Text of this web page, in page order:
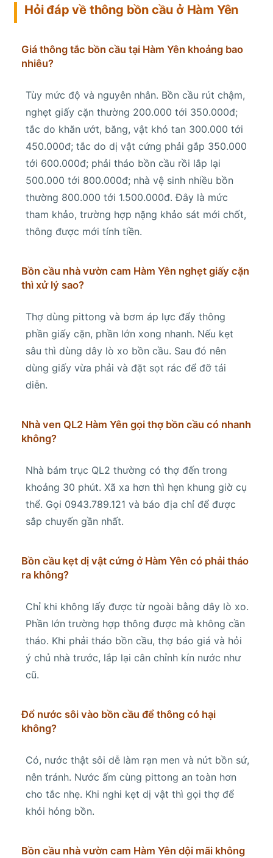
Hỏi đáp về thông bồn cầu ở Hàm Yên
Giá thông tắc bồn cầu tại Hàm Yên khoảng bao
nhiêu?
Tùy mức độ và nguyên nhân. Bồn cầu rút chậm,
nghẹt giấy cặn thường 200.000 tới 350.000đ;
tắc do khăn ướt, băng, vật khó tan 300.000 tới
450.000đ; tắc do dị vật cứng phải gắp 350.000
tới 600.000đ; phải tháo bồn cầu rồi lắp lại
500.000 tới 800.000đ; nhà vệ sinh nhiều bồn
thường 800.000 tới 1.500.000đ. Đây là mức
tham khảo, trường hợp nặng khảo sát mới chốt,
thông được mới tính tiền.
Bồn cầu nhà vườn cam Hàm Yên nghẹt giấy cặn
thì xử lý sao?
Thợ dùng pittong và bơm áp lực đẩy thông
phần giấy cặn, phần lớn xong nhanh. Nếu kẹt
sâu thì dùng dây lò xo bồn cầu. Sau đó nên
dùng giấy vừa phải và đặt sọt rác để đỡ tái
diễn.
Nhà ven QL2 Hàm Yên gọi thợ bồn cầu có nhanh
không?
Nhà bám trục QL2 thường có thợ đến trong
khoảng 30 phút. Xã xa hơn thì hẹn khung giờ cụ
thể. Gọi 0943.789.121 và báo địa chỉ để được
sắp chuyến gần nhất.
Bồn cầu kẹt dị vật cứng ở Hàm Yên có phải tháo
ra không?
Chỉ khi không lấy được từ ngoài bằng dây lò xo.
Phần lớn trường hợp thông được mà không cần
tháo. Khi phải tháo bồn cầu, thợ báo giá và hỏi
ý chủ nhà trước, lắp lại cân chỉnh kín nước như
cũ.
Đổ nước sôi vào bồn cầu để thông có hại
không?
Có, nước thật sôi dễ làm rạn men và nứt bồn sứ,
nên tránh. Nước ấm cùng pittong an toàn hơn
cho tắc nhẹ. Khi nghi kẹt dị vật thì gọi thợ để
khỏi hỏng bồn.
Bồn cầu nhà vườn cam Hàm Yên dội mãi không